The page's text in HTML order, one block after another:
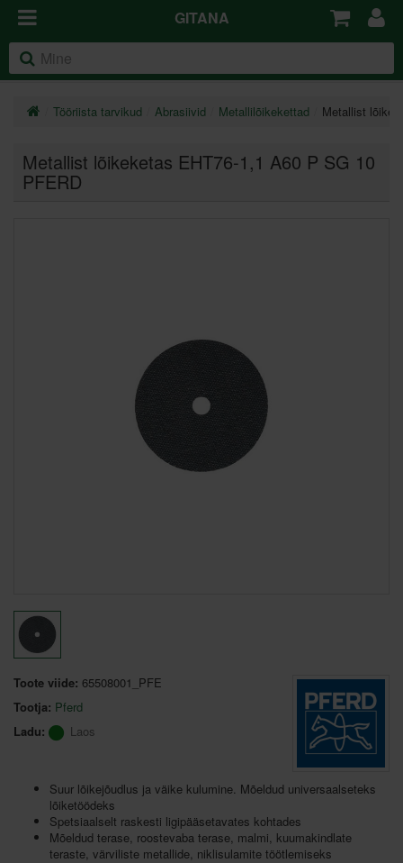
GITANA
Tööriista tarvikud Abrasiivid Metallilõikekettad Metallist
Metallist lõikeketas EHT76-1,1 A60 P SG 10
PFERD
Toote viide: 65508001_PFE
Tootja: Pferd
Ladu:
Laos
Suur lõikejõudlus ja väike kulumine. Mõeldud universaalseteks
lõiketöödeks
Spetsiaalselt raskesti ligipääsetavates kohtades
Mõeldud terase, roostevaba terase, malmi, kuumakindlate
teraste, värviliste metallide, niklisulamite töötlemiseks